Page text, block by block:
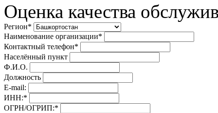
Оценка качества
Регион*
Наименование организации*
Контактный телефон*
Населённый пункт
Ф.И.О.
Должность
E-mail:
ИНН:*
ОГРН/ОГРИП:*